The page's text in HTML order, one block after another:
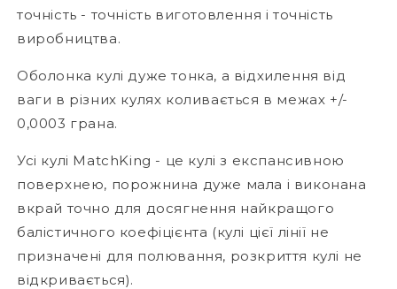
точність - точність виготовлення і точність
виробництва.
Оболонка кулі дуже тонка, а відхилення від
ваги в різних кулях коливається в межах +/-
0,0003 грана.
Усі кулі MatchKing - це кулі з експансивною
поверхнею, порожнина дуже мала і виконана
вкрай точно для досягнення найкращого
балістичного коефіцієнта (кулі цієї лінії не
призначені для полювання, розкриття кулі не
відкривається).